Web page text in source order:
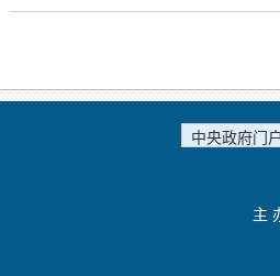
中央政府门
主